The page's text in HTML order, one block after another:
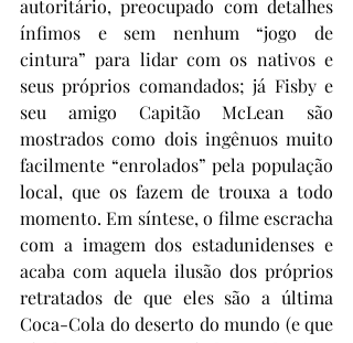
autoritário, preocupado com detalhes
ínfimos e sem nenhum “jogo de
cintura” para lidar com os nativos e
seus próprios comandados; já Fisby e
seu amigo Capitão McLean são
mostrados como dois ingênuos muito
facilmente “enrolados” pela população
local, que os fazem de trouxa a todo
momento. Em síntese, o filme escracha
com a imagem dos estadunidenses e
acaba com aquela ilusão dos próprios
retratados de que eles são a última
Coca-Cola do deserto do mundo (e que